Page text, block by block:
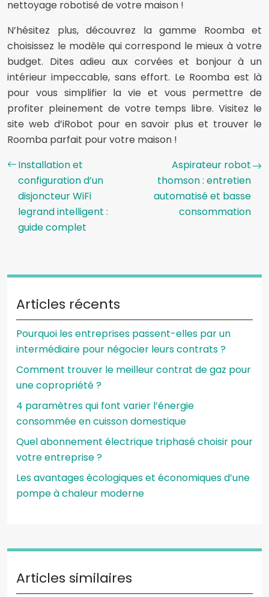
nettoyage robotisé de votre maison !
N’hésitez plus, découvrez la gamme Roomba et
choisissez le modèle qui correspond le mieux à votre
budget. Dites adieu aux corvées et bonjour à un
intérieur impeccable, sans effort. Le Roomba est là
pour vous simplifier la vie et vous permettre de
profiter pleinement de votre temps libre. Visitez le
site web d’iRobot pour en savoir plus et trouver le
Roomba parfait pour votre maison !
Installation et
configuration d’un
disjoncteur WiFi
legrand intelligent :
guide complet
Aspirateur robot
thomson : entretien
automatisé et basse
consommation
Articles récents
Pourquoi les entreprises passent-elles par un
intermédiaire pour négocier leurs contrats ?
Comment trouver le meilleur contrat de gaz pour
une copropriété ?
4 paramètres qui font varier l’énergie
consommée en cuisson domestique
Quel abonnement électrique triphasé choisir pour
votre entreprise ?
Les avantages écologiques et économiques d’une
pompe à chaleur moderne
Articles similaires